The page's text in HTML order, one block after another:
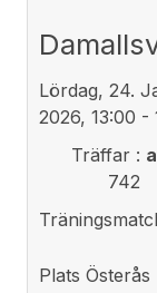
Lördag, 24.
2026, 13:00 -
Träffar:
742
Plats Österås